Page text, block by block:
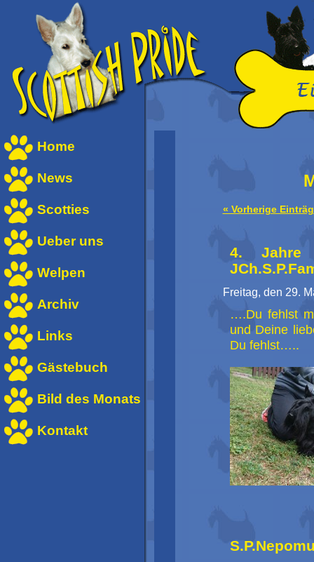
Home
News
Scotties
Ueber uns
Welpen
Archiv
Links
Gästebuch
Bild des Monats
Kontakt
« Vorherige
4.
Freitag, den 29.
….Du fehlst
und Deine
Du fehlst…..